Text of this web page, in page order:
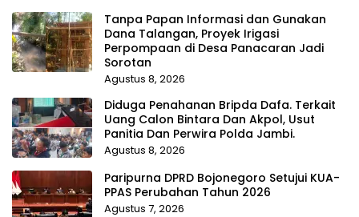
Tanpa Papan Informasi dan Gunakan
Dana Talangan, Proyek Irigasi
Perpompaan di Desa Panacaran Jadi
Sorotan
Agustus 8, 2026
Diduga Penahanan Bripda Dafa. Terkait
Uang Calon Bintara Dan Akpol, Usut
Panitia Dan Perwira Polda Jambi.
Agustus 8, 2026
Paripurna DPRD Bojonegoro Setujui KUA-
PPAS Perubahan Tahun 2026
Agustus 7, 2026